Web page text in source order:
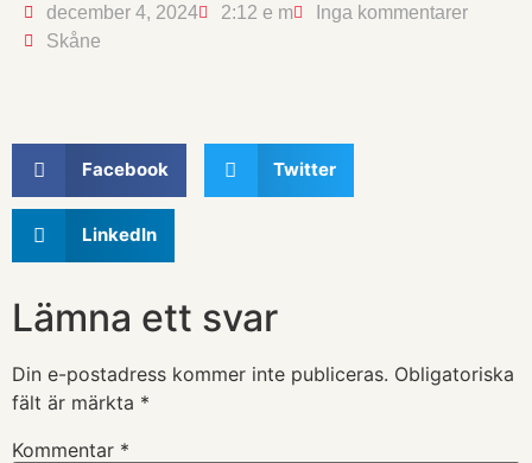
december 4, 2024 2:12 e m
Inga kommentarer
Skåne
Facebook Twitter
LinkedIn
Lämna ett svar
Din e-postadress kommer inte publiceras. Obligatoriska
fält är märkta *
Kommentar *